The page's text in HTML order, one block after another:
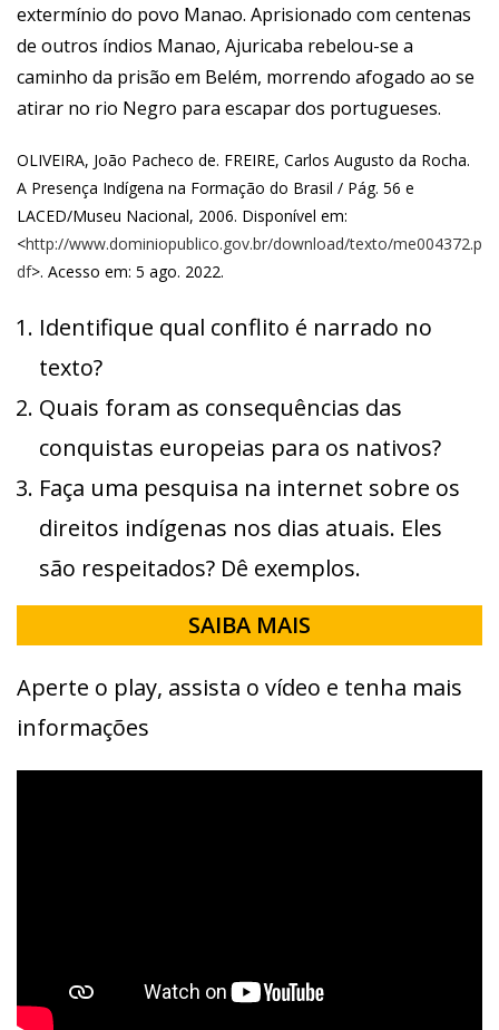
extermínio do povo Manao. Aprisionado com centenas
de outros índios Manao, Ajuricaba rebelou-se a
caminho da prisão em Belém, morrendo afogado ao se
atirar no rio Negro para escapar dos portugueses.
OLIVEIRA, João Pacheco de. FREIRE, Carlos Augusto da Rocha.
A Presença Indígena na Formação do Brasil / Pág. 56 e
LACED/Museu Nacional, 2006. Disponível em:
<http://www.dominiopublico.gov.br/download/texto/me004372.p
df>. Acesso em: 5 ago. 2022.
Identifique qual conflito é narrado no
texto?
Quais foram as consequências das
conquistas europeias para os nativos?
Faça uma pesquisa na internet sobre os
direitos indígenas nos dias atuais. Eles
são respeitados? Dê exemplos.
SAIBA MAIS
Aperte o play, assista o vídeo e tenha mais
informações